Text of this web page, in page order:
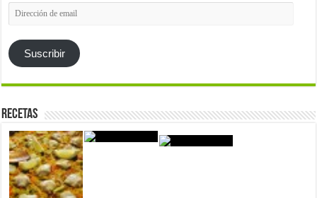
Dirección
de
Suscribir
Recetas